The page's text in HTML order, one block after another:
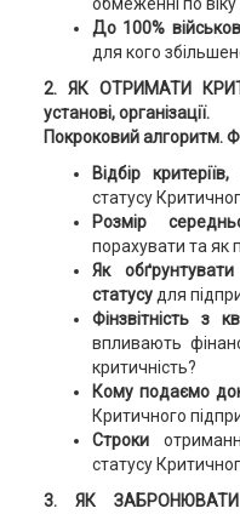
обмеженні по
До 100%
для кого
2. ЯК ОТРИМАТИ
установі, організації.
Покроковий
Відбір критеріїв,
статусу
Розмір
порахувати та як
Як
статусудля
Фінзвітність з
впливають
критичність?
Кому подаємо
Критичного
Строки
статусу
3. ЯК